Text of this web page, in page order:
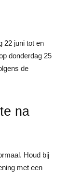
22 juni tot en
donderdag 25
de
na
Houd bij
met een